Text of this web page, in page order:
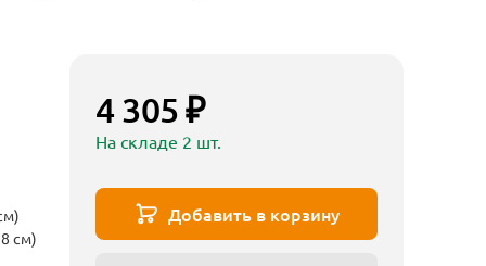
см)
4 305 ₽
На складе 2 шт.
Добавить в корзину